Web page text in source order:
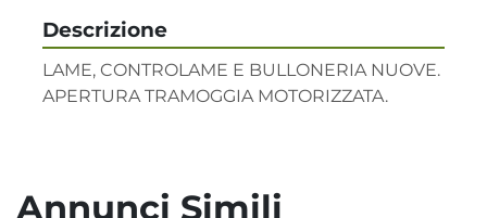
Descrizione
LAME, CONTROLAME E BULLONERIA NUOVE.
APERTURA TRAMOGGIA MOTORIZZATA.
Annunci Simili